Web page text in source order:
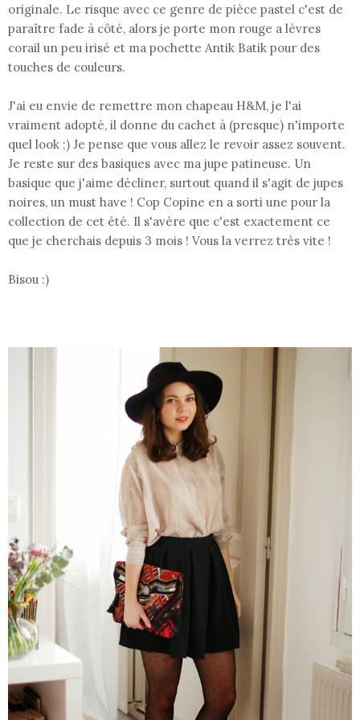
originale. Le risque avec ce genre de pièce pastel c'est de
paraître fade à côté, alors je porte mon rouge a lèvres
corail un peu irisé et ma pochette Antik Batik pour des
touches de couleurs.
J'ai eu envie de remettre mon chapeau H&M, je l'ai
vraiment adopté, il donne du cachet à (presque) n'importe
quel look ;) Je pense que vous allez le revoir assez souvent.
Je reste sur des basiques avec ma jupe patineuse. Un
basique que j'aime décliner, surtout quand il s'agit de jupes
noires, un must have ! Cop Copine en a sorti une pour la
collection de cet été. Il s'avère que c'est exactement ce
que je cherchais depuis 3 mois ! Vous la verrez très vite !
Bisou :)